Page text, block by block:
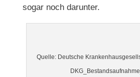
sogar noch darunter.
Quelle: Deutsche